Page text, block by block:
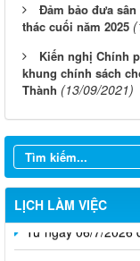
Đảm bảo đưa
thác cuối năm 2025
Kiến nghị Chính
khung chính sách
Thành (13/09/2021)
LỊCH LÀM VIỆC
Từ ngày 03/8/2026
Từ ngày 20/7/2026
Từ ngày 13/7/2026
Từ ngày 06/7/2026